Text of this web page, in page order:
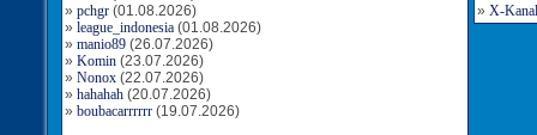
» pchgr (01.08.2026)
» league_indonesia (01.08.2026)
» manio89 (26.07.2026)
» Komin (23.07.2026)
» Nonox (22.07.2026)
» hahahah (20.07.2026)
» boubacarrrrrr (19.07.2026)
» X-